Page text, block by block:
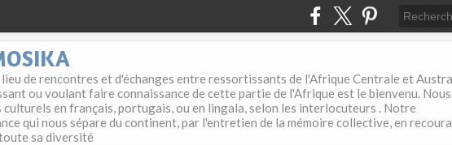
lieu de rencontres et d'échanges entre ressortissants de l'Afrique Centrale et
ou voulant faire connaissance de cette partie de l'Afrique est le bienvenu.
culturels en français, portugais, ou en lingala, selon les interlocuteurs . Notre
qui nous sépare du continent, par l'entretien de la mémoire collective, en
sa diversité